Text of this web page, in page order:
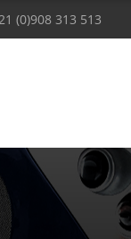
(0)908 313 513